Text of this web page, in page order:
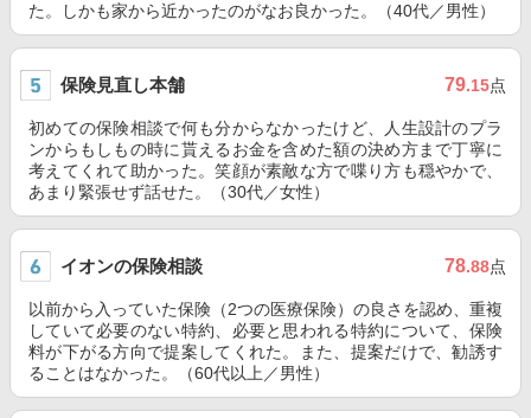
た。しかも家から近かったのがなお良かった。（40代／男性）
保険見直し本舗 79.15点
初めての保険相談で何も分からなかったけど、人生設計のプラ
ンからもしもの時に貰えるお金を含めた額の決め方まで丁寧に
考えてくれて助かった。笑顔が素敵な方で喋り方も穏やかで、
あまり緊張せず話せた。（30代／女性）
イオンの保険相談 78.88点
以前から入っていた保険（2つの医療保険）の良さを認め、重複
していて必要のない特約、必要と思われる特約について、保険
料が下がる方向で提案してくれた。また、提案だけで、勧誘す
ることはなかった。（60代以上／男性）